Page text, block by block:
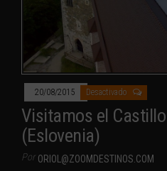
20/08/2015 Desactivado
Visitamos el
(Eslovenia)
Por ORIOL@ZOOMDESTINOS.COM